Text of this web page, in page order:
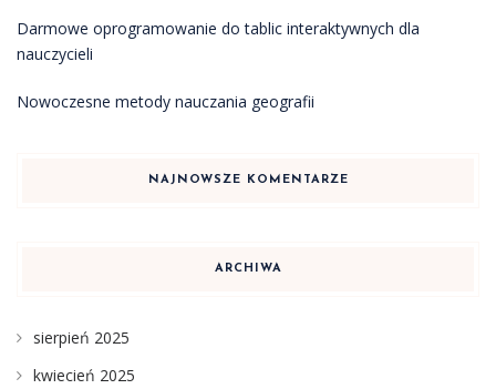
Darmowe oprogramowanie do tablic interaktywnych dla
nauczycieli
Nowoczesne metody nauczania geografii
NAJNOWSZE KOMENTARZE
ARCHIWA
sierpień 2025
kwiecień 2025